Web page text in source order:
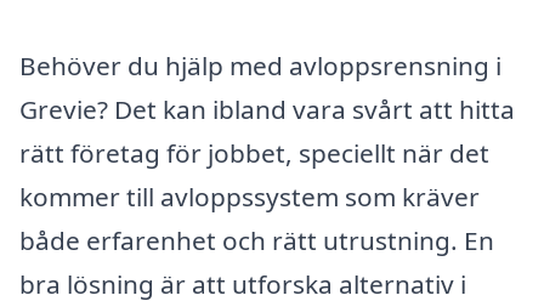
Behöver du hjälp med avloppsrensning i
Grevie? Det kan ibland vara svårt att hitta
rätt företag för jobbet, speciellt när det
kommer till avloppssystem som kräver
både erfarenhet och rätt utrustning. En
bra lösning är att utforska alternativ i